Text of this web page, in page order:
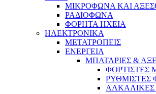
ΜΙΚΡΟΦΩΝΑ ΚΑΙ
ΡΑΔΙΟΦΩΝΑ
ΦΟΡΗΤΑ ΗΧΕΙΑ
ΗΛΕΚΤΡΟΝΙΚΑ
ΜΕΤΑΤΡΟΠΕΙΣ
ΕΝΕΡΓΕΙΑ
ΜΠΑΤΑΡΙΕΣ &
ΦΟΡΤΙΣΤΕΣ
ΡΥΘΜΙΣΤΕΣ
ΑΛΚΑΛΙΚΕΣ